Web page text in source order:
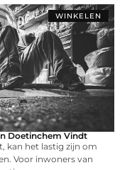
WINKELEN
Doetinchem Vindt
kan het lastig zijn om
Voor inwoners van